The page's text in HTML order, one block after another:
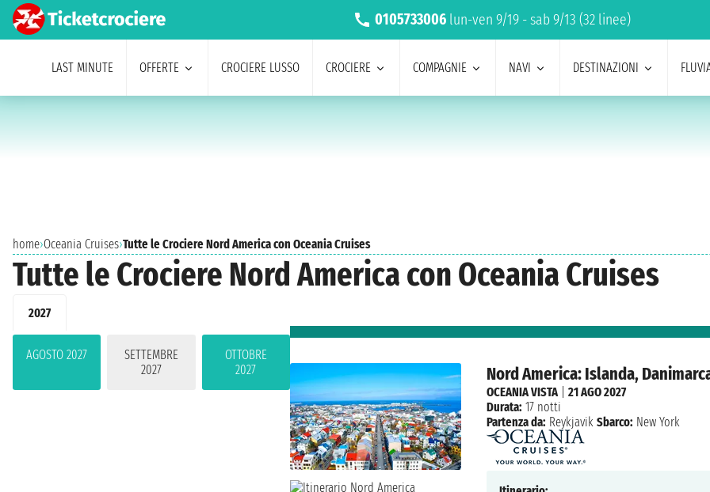
0105733006 lun-ven 9/19 - sab 9/13 (32 linee)
LAST MINUTE OFFERTE CROCIERE LUSSO CROCIERE COMPAGNIE NAVI DESTINAZIONI
home›Oceania Cruises›Tutte le Crociere Nord America con Oceania Cruises
Tutte le Crociere Nord America con Oceania Cruises
2027
AGOSTO 2027
SETTEMBRE
2027
OTTOBRE
2027
Nord America: Islanda,
OCEANIA VISTA|21 AGO 2027
Durata: 17 notti
Partenza da: Reykjavik Sbarco: New York